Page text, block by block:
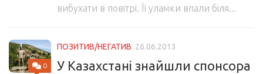
вибухати в повітрі. Її уламки впали біля...
0
ПОЗИТИВ/НЕГАТИВ 26.06.2013
У Казахстані знайшли спонсора